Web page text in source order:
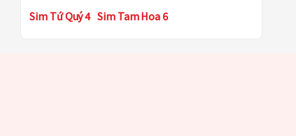
Sim Tứ Quý 4 Sim Tam Hoa 6